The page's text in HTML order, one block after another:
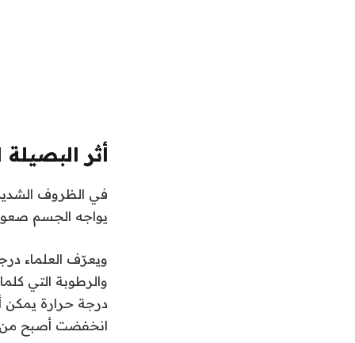
أثر البصيلة
في الظروف
يواجه الجسم
ويعرّف العلماء
والرطوبة التي
درجة حرارة يمكن
انخفضت أصبح من